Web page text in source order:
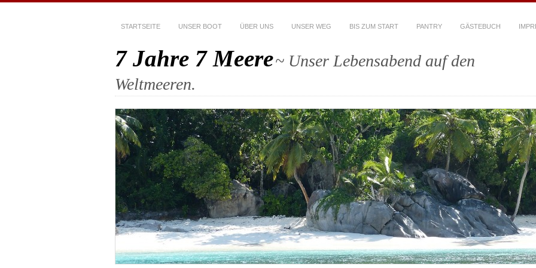
STARTSEITE UNSER BOOT ÜBER UNS UNSER WEG BIS ZUM START PANTRY GÄSTEBUCH
7 Jahre 7 Meere~ Unser Lebensabend auf den
Weltmeeren.